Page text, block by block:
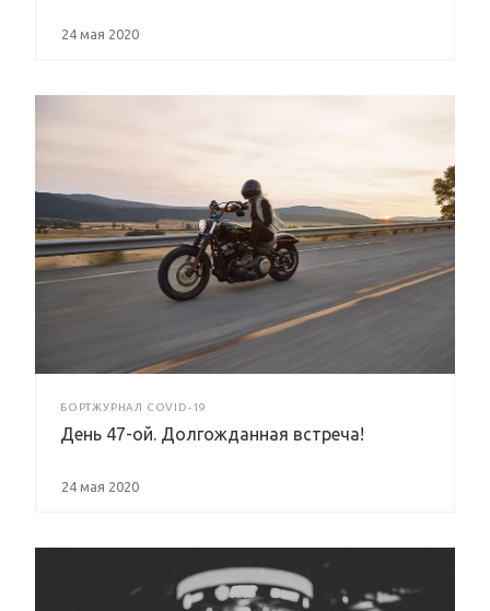
24 мая 2020
БОРТЖУРНАЛ COVID-19
День 47-ой. Долгожданная встреча!
24 мая 2020